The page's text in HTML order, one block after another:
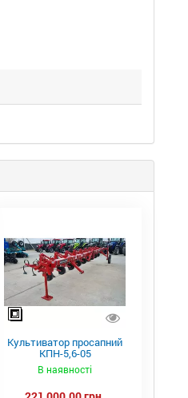
Культиватор просапний
КПН-5,6-05
В наявності